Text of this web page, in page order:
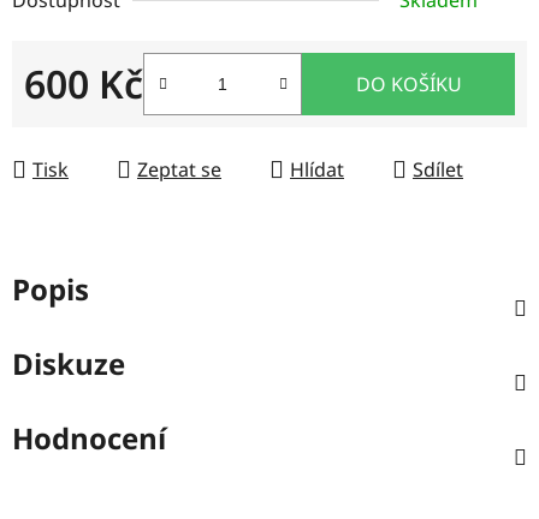
600 Kč DO KOŠÍKU
Tisk Zeptat se Hlídat Sdílet
Popis
Diskuze
Hodnocení